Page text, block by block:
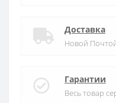
Доставка
Новой
Гарантии
Весь товар